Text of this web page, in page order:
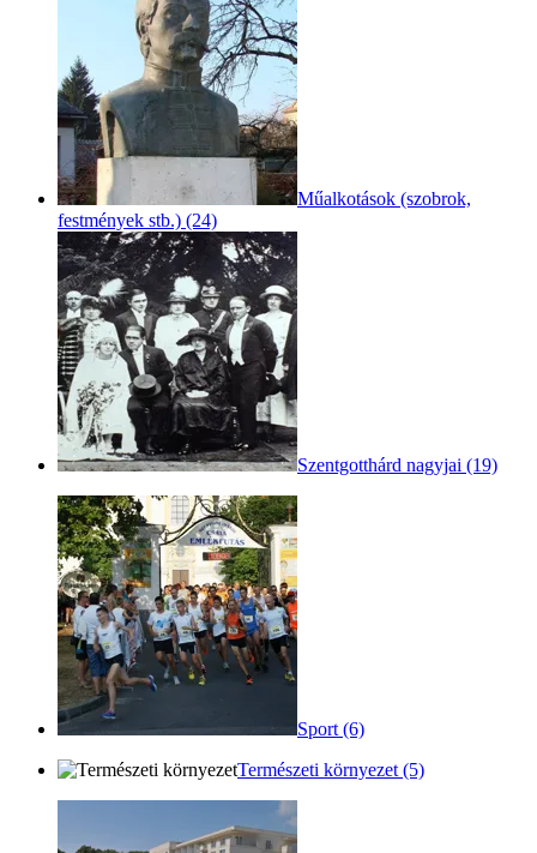
Műalkotások (szobrok,
festmények stb.) (24)
Szentgotthárd nagyjai (19)
Sport (6)
Természeti környezet (5)